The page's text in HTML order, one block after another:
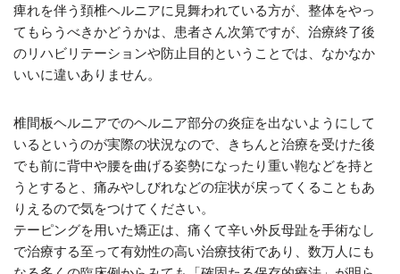
痺れを伴う頚椎ヘルニアに見舞われている方が、整体をやっ
てもらうべきかどうかは、患者さん次第ですが、治療終了後
のリハビリテーションや防止目的ということでは、なかなか
いいに違いありません。
椎間板ヘルニアでのヘルニア部分の炎症を出ないようにして
いるというのが実際の状況なので、きちんと治療を受けた後
でも前に背中や腰を曲げる姿勢になったり重い鞄などを持と
うとすると、痛みやしびれなどの症状が戻ってくることもあ
りえるので気をつけてください。
テーピングを用いた矯正は、痛くて辛い外反母趾を手術なし
で治療する至って有効性の高い治療技術であり、数万人にも